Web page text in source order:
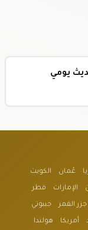
يومي
عُمان الكويت
الإمارات قطر
جزر القمر جيبوتي
أمريكا هولندا